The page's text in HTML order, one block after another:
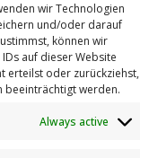
wir Technologien
und/oder darauf
können wir
auf dieser Website
erteilst oder zurückziehst,
beeinträchtigt werden.
Always active
bezüglich
Betriebs
angegeben
oder